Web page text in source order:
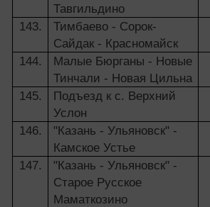
Тавгильдино
143.
Тимбаево - Сорок-
Сайдак - Красномайск
144.
Малые Бюрганы - Новые
Тинчали - Новая Цильна
145.
Подъезд к с. Верхний
Услон
146.
"Казань - Ульяновск" -
Камское Устье
147.
"Казань - Ульяновск" -
Старое Русское
Маматкозино